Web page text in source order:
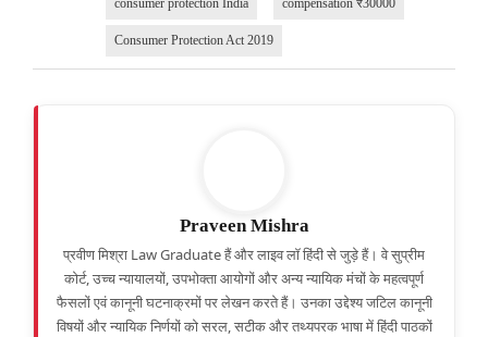
Consumer Protection Act 2019
Praveen Mishra
प्रवीण मिश्रा Law Graduate हैं और लाइव लॉ हिंदी से जुड़े हैं। वे सुप्रीम
कोर्ट, उच्च न्यायालयों, उपभोक्ता आयोगों और अन्य न्यायिक मंचों के महत्वपूर्ण
फैसलों एवं कानूनी घटनाक्रमों पर लेखन करते हैं। उनका उद्देश्य जटिल कानूनी
विषयों और न्यायिक निर्णयों को सरल, सटीक और तथ्यपरक भाषा में हिंदी पाठकों